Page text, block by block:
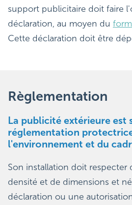
support publicitaire doit faire
déclaration, au moyen du
Cette déclaration doit être
Règlementation
La publicité extérieure est
réglementation
l'environnement et du
Son installation doit respecter
densité et de dimensions et
déclaration ou une